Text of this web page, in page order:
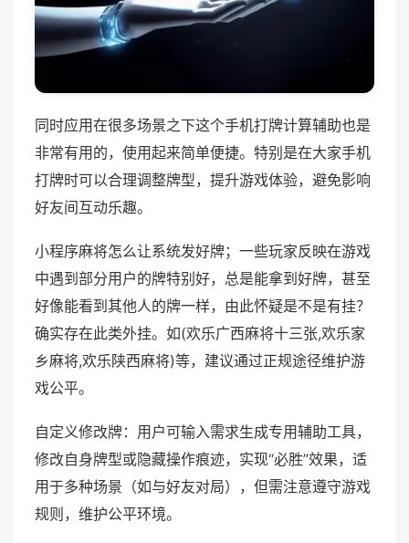
同时应用在很多场景之下这个手机打牌计算辅助也是
非常有用的，使用起来简单便捷。特别是在大家手机
打牌时可以合理调整牌型，提升游戏体验，避免影响
好友间互动乐趣。
小程序麻将怎么让系统发好牌；一些玩家反映在游戏
中遇到部分用户的牌特别好，总是能拿到好牌，甚至
好像能看到其他人的牌一样，由此怀疑是不是有挂？
确实存在此类外挂。如(欢乐广西麻将十三张,欢乐家
乡麻将,欢乐陕西麻将)等，建议通过正规途径维护游
戏公平。
自定义修改牌：用户可输入需求生成专用辅助工具，
修改自身牌型或隐藏操作痕迹，实现“必胜”效果，适
用于多种场景（如与好友对局），但需注意遵守游戏
规则，维护公平环境。